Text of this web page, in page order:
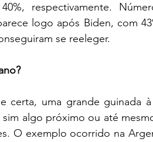
respectivamente.
logo após Biden, com
se reeleger.
certa, uma grande guinada
algo próximo ou até
O exemplo ocorrido na